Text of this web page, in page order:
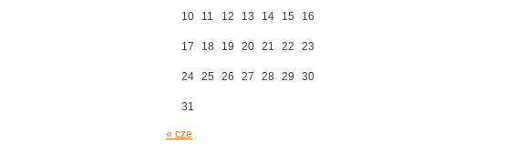
10 11 12 13 14 15 16
17 18 19 20 21 22 23
24 25 26 27 28 29 30
31
« cze